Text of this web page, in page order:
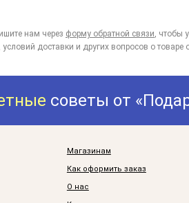
нам через форму обратной связи, чтобы
доставки и других вопросов о товаре
советы от
Магазинам
Как оформить заказ
О нас